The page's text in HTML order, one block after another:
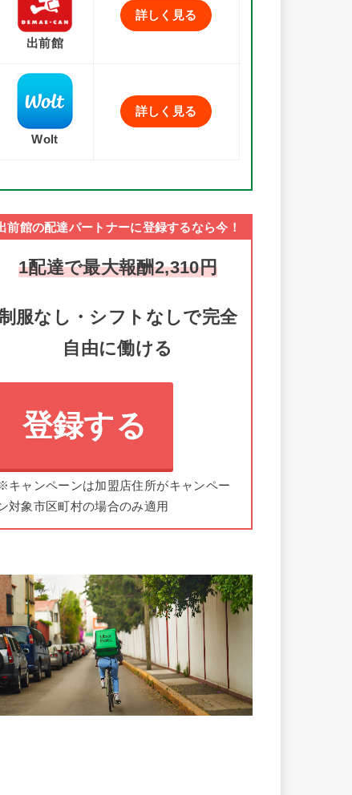
出前館
詳しく見る
Wolt
詳しく見る
前館の配達パートナーに登録するなら今！
1配達で最大報酬2,310円
服なし・シフトなしで完全
自由に働ける
登録する
キャンペーンは加盟店住所がキャンペー
対象市区町村の場合のみ適用